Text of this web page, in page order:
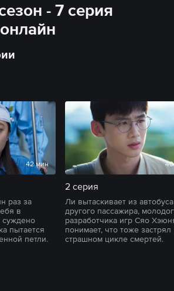
- 7 серия
42 мин
раз за
в
суждено
пытается
петли.
2 серия
Ли вытаскивает из автобуса
другого пассажира,
разработчика игр Сяо
понимает, что тоже застрял
страшном цикле смертей.